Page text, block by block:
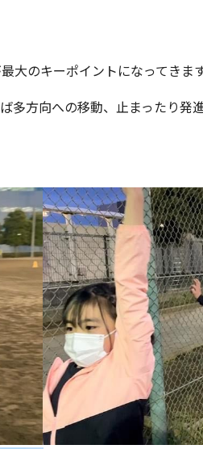
のキーポイントになってきます
多方向への移動、止まったり